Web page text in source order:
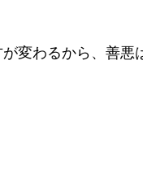
変わるから、善悪